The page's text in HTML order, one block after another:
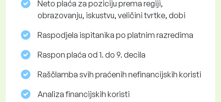
Neto plaća za poziciju prema regiji,
obrazovanju, iskustvu, veličini tvrtke, dobi
Raspodjela ispitanika po platnim razredima
Raspon plaća od 1. do 9. decila
Raščlamba svih praćenih nefinancijskih koristi
Analiza financijskih koristi